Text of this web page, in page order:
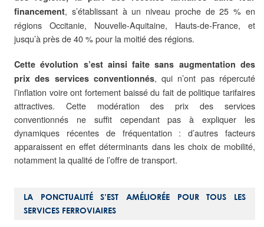
financement, s’établissant à un niveau proche de 25 % en
régions Occitanie, Nouvelle-Aquitaine, Hauts-de-France, et
jusqu’à près de 40 % pour la moitié des régions.
Cette évolution s’est ainsi faite sans augmentation des
prix des services conventionnés, qui n’ont pas répercuté
l’inflation voire ont fortement baissé du fait de politique tarifaires
attractives. Cette modération des prix des services
conventionnés ne suffit cependant pas à expliquer les
dynamiques récentes de fréquentation : d’autres facteurs
apparaissent en effet déterminants dans les choix de mobilité,
notamment la qualité de l’offre de transport.
LA PONCTUALITÉ S’EST AMÉLIORÉE POUR TOUS LES
SERVICES FERROVIAIRES